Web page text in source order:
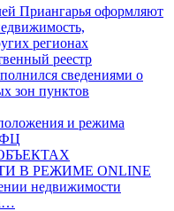
Приангарья оформляют
регионах
реестр
сведениями о
зон пунктов
и режима
В РЕЖИМЕ ONLINE
недвижимости